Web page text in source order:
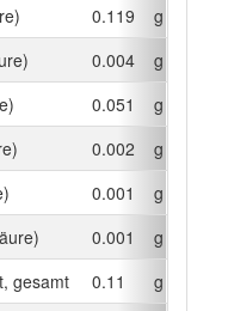
0.119
g
0.004
g
0.051
g
0.002
g
0.001
g
0.001
g
gesamt
0.11
g